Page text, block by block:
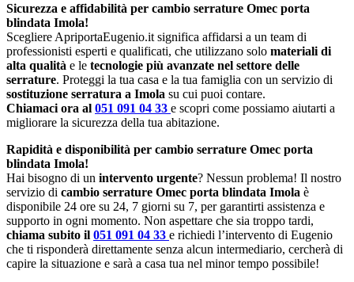
Sicurezza e affidabilità per cambio serrature Omec porta
blindata Imola!
Scegliere ApriportaEugenio.it significa affidarsi a un team di
professionisti esperti e qualificati, che utilizzano solo materiali di
alta qualità e le tecnologie più avanzate nel settore delle
serrature. Proteggi la tua casa e la tua famiglia con un servizio di
sostituzione serratura a Imola su cui puoi contare.
Chiamaci ora al 051 091 04 33 e scopri come possiamo aiutarti a
migliorare la sicurezza della tua abitazione.
Rapidità e disponibilità per cambio serrature Omec porta
blindata Imola!
Hai bisogno di un intervento urgente? Nessun problema! Il nostro
servizio di cambio serrature Omec porta blindata Imola è
disponibile 24 ore su 24, 7 giorni su 7, per garantirti assistenza e
supporto in ogni momento. Non aspettare che sia troppo tardi,
chiama subito il 051 091 04 33 e richiedi l’intervento di Eugenio
che ti risponderà direttamente senza alcun intermediario, cercherà di
capire la situazione e sarà a casa tua nel minor tempo possibile!